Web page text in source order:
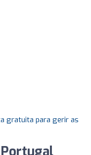
gratuita para gerir as